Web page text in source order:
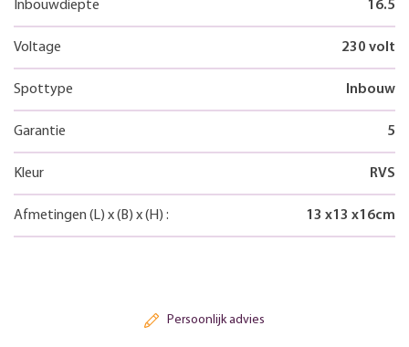
Inbouwdiepte 16.5
Voltage 230 volt
Spottype Inbouw
Garantie 5
Kleur RVS
Afmetingen (L) x(B) x(H) : 13 x13 x16cm
Persoonlijk advies